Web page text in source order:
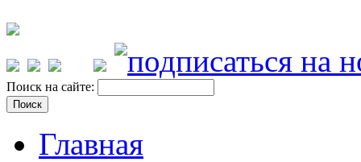
Поиск на сайте:
Главная